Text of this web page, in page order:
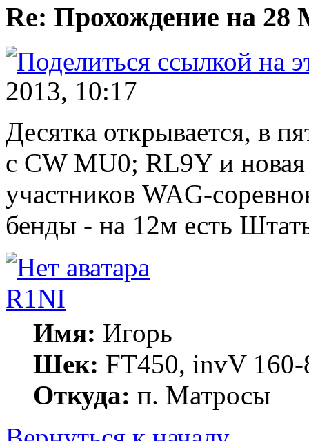
Re: Прохождение на 28
2013, 10:17
Десятка открывается, в
с CW MU0; RL9Y и
участников WAG-
бенды - на 12м есть
R1NI
Имя: Игорь
Шек: FT450, invV
Откуда: п. Матросы